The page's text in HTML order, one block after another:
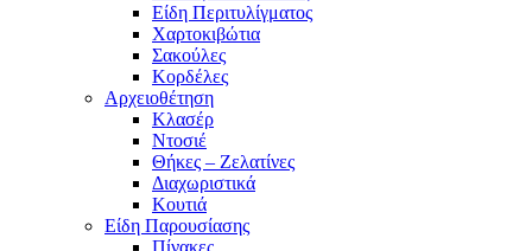
Είδη Περιτυλίγματος
Χαρτοκιβώτια
Σακούλες
Κορδέλες
Αρχειοθέτηση
Κλασέρ
Ντοσιέ
Θήκες – Ζελατίνες
Διαχωριστικά
Κουτιά
Είδη Παρουσίασης